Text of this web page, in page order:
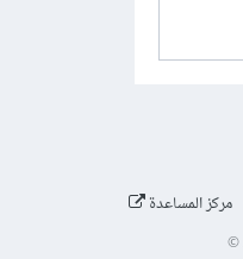
مركز المساعدة
©